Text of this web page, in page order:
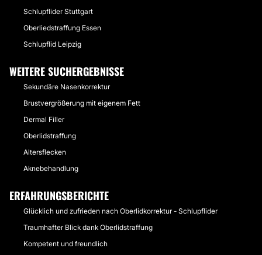
Schlupflider Stuttgart
Oberliedstraffung Essen
Schlupflid Leipzig
WEITERE SUCHERGEBNISSE
Sekundäre Nasenkorrektur
Brustvergrößerung mit eigenem Fett
Dermal Filler
Oberlidstraffung
Altersflecken
Aknebehandlung
ERFAHRUNGSBERICHTE
Glücklich und zufrieden nach Oberlidkorrektur - Schlupflider
Traumhafter Blick dank Oberlidstraffung
Kompetent und freundlich